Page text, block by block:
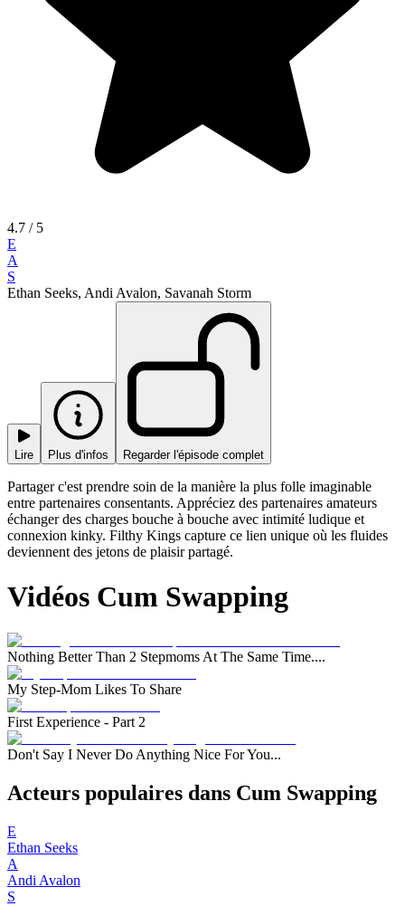
4.7 / 5
E
A
S
Ethan Seeks, Andi Avalon, Savanah Storm
Lire Plus d'infos Regarder l'épisode complet
Partager c'est prendre soin de la manière la plus folle imaginable
entre partenaires consentants. Appréciez des partenaires amateurs
échanger des charges bouche à bouche avec intimité ludique et
connexion kinky. Filthy Kings capture ce lien unique où les fluides
deviennent des jetons de plaisir partagé.
Vidéos Cum Swapping
Nothing Better Than 2 Stepmoms At The Same Time....
My Step-Mom Likes To Share
First Experience - Part 2
Don't Say I Never Do Anything Nice For You...
Acteurs populaires dans Cum Swapping
E
Ethan Seeks
A
Andi Avalon
S